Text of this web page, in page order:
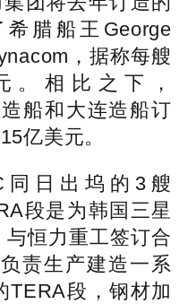
腊船王George
，据称每艘
。相比之下，
船和大连造船订
亿美元。
日出坞的3艘
段是为韩国三星
恒力重工签订合
责生产建造一系
TERA段，钢材加